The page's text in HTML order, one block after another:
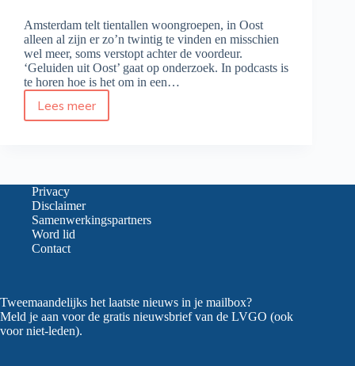
Amsterdam telt tientallen woongroepen, in Oost
alleen al zijn er zo’n twintig te vinden en misschien
wel meer, soms verstopt achter de voordeur.
‘Geluiden uit Oost’ gaat op onderzoek. In podcasts is
te horen hoe is het om in een…
Lees meer
Podcasts
Privacy
Disclaimer
Samenwerkingspartners
Word lid
Contact
Tweemaandelijks het laatste nieuws in je mailbox?
Meld je aan voor de gratis nieuwsbrief van de LVGO (ook
voor niet-leden).